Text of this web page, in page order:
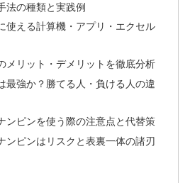
法の種類と実践例
使える計算機・アプリ・エクセル
メリット・デメリットを徹底分析
最強か？勝てる人・負ける人の違
ンピンを使う際の注意点と代替策
ンピンはリスクと表裏一体の諸刃